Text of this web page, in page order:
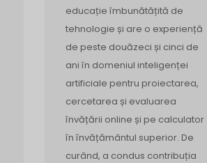
educație îmbunătățită de
tehnologie și are o experiență
de peste douăzeci și cinci de
ani în domeniul inteligenței
artificiale pentru proiectarea,
cercetarea și evaluarea
învățării online și pe calculator
în învățământul superior. De
curând, a condus contribuția